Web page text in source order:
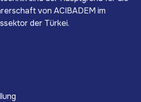
von ACIBADEM im
der Türkei.